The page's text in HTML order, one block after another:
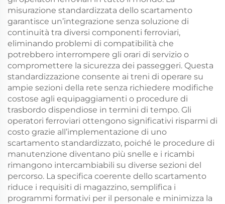
misurazione standardizzata dello scartamento
garantisce un’integrazione senza soluzione di
continuità tra diversi componenti ferroviari,
eliminando problemi di compatibilità che
potrebbero interrompere gli orari di servizio o
compromettere la sicurezza dei passeggeri. Questa
standardizzazione consente ai treni di operare su
ampie sezioni della rete senza richiedere modifiche
costose agli equipaggiamenti o procedure di
trasbordo dispendiose in termini di tempo. Gli
operatori ferroviari ottengono significativi risparmi di
costo grazie all’implementazione di uno
scartamento standardizzato, poiché le procedure di
manutenzione diventano più snelle e i ricambi
rimangono intercambiabili su diverse sezioni del
percorso. La specifica coerente dello scartamento
riduce i requisiti di magazzino, semplifica i
programmi formativi per il personale e minimizza la